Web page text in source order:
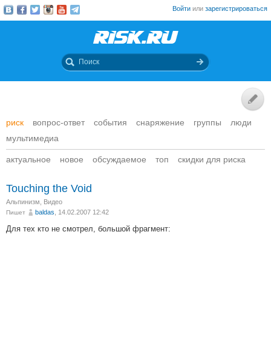
Войти или зарегистрироваться
риск вопрос-ответ события снаряжение группы
люди
мультимедиа
актуальное новое обсуждаемое топ скидки для риска
Touching the Void
Альпинизм Видео
Пишет baldas , 14.02.2007 12:42
Для тех кто не смотрел, большой фрагмент: